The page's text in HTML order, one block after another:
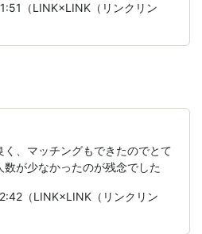
（LINK×LINK（リンクリン
く、マッチングもできたのでとて
数が少なかったのが残念でした
（LINK×LINK（リンクリン